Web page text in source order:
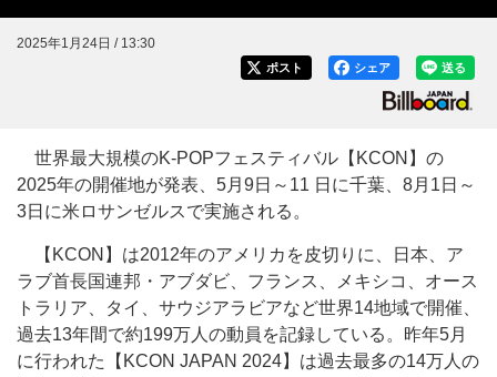
2025年1月24日 / 13:30
送る
シェア
ポスト
世界最大規模のK-POPフェスティバル【KCON】の
2025年の開催地が発表、5月9日～11 日に千葉、8月1日～
3日に米ロサンゼルスで実施される。
【KCON】は2012年のアメリカを皮切りに、日本、ア
ラブ首長国連邦・アブダビ、フランス、メキシコ、オース
トラリア、タイ、サウジアラビアなど世界14地域で開催、
過去13年間で約199万人の動員を記録している。昨年5月
に行われた【KCON JAPAN 2024】は過去最多の14万人の